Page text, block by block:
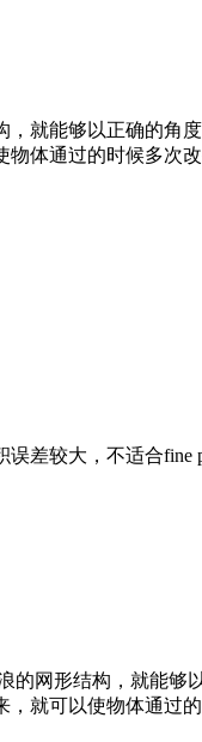
就能够以正确的角
体通过的时候多次
差较大，不适合fine
的网形结构，就能够
就可以使物体通过